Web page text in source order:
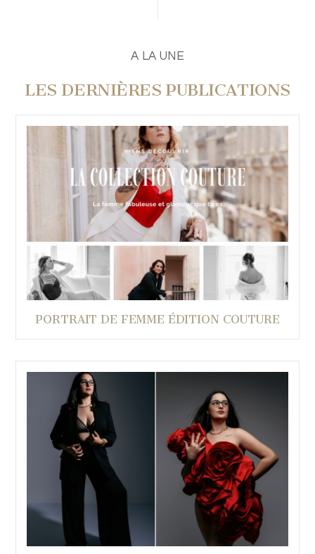
PUBLIER UN COMMENTAIRE
A LA UNE
LES DERNIÈRES PUBLICATIONS
PORTRAIT DE FEMME ÉDITION COUTURE